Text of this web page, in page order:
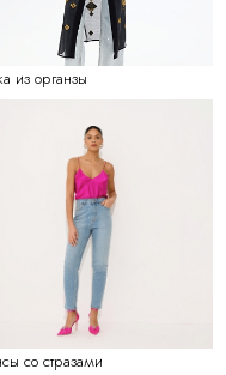
из органзы
со стразами